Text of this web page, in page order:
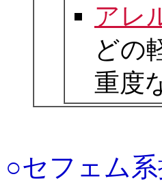
アレ
どの
重度
○セフェム系